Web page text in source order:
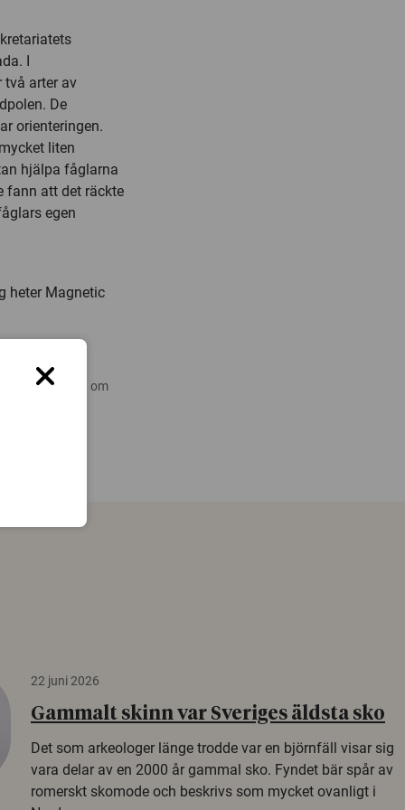
I
två arter av
De
orienteringen.
liten
hjälpa fåglarna
fann att det räckte
egen
heter Magnetic
forskning om
22 juni 2026
Gammalt skinn var Sveriges äldsta sko
Det som arkeologer länge trodde var en björnfäll visar sig
vara delar av en 2000 år gammal sko. Fyndet bär spår av
romerskt skomode och beskrivs som mycket ovanligt i